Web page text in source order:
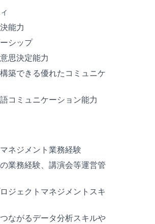
能力
シップ
思決定能力
築できる優れたコミュニケ
コミュニケーション能力
ネジメント業務経験
業務経験、講演会等運営管
ジェクトマネジメントスキ
ながるデータ分析スキルや